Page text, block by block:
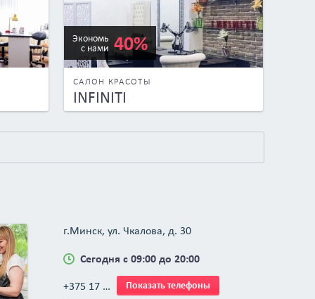
Экономь
с нами 40%
САЛОН КРАСОТЫ
INFINITI
г.Минск, ул. Чкалова, д. 30
Сегодня с 09:00 до 20:00
+375 17 … Показать телефоны